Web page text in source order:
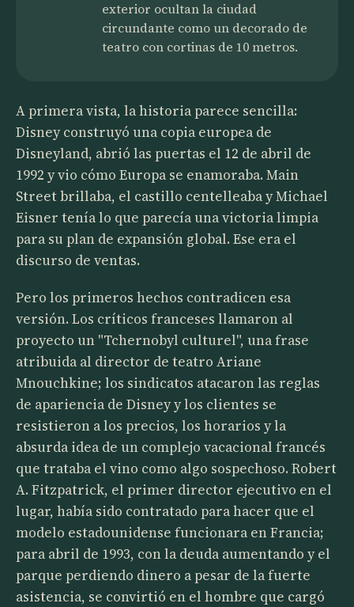
exterior ocultan la ciudad
circundante como un decorado de
teatro con cortinas de 10 metros.
A primera vista, la historia parece sencilla:
Disney construyó una copia europea de
Disneyland, abrió las puertas el 12 de abril de
1992 y vio cómo Europa se enamoraba. Main
Street brillaba, el castillo centelleaba y Michael
Eisner tenía lo que parecía una victoria limpia
para su plan de expansión global. Ese era el
discurso de ventas.
Pero los primeros hechos contradicen esa
versión. Los críticos franceses llamaron al
proyecto un "Tchernobyl culturel", una frase
atribuida al director de teatro Ariane
Mnouchkine; los sindicatos atacaron las reglas
de apariencia de Disney y los clientes se
resistieron a los precios, los horarios y la
absurda idea de un complejo vacacional francés
que trataba el vino como algo sospechoso. Robert
A. Fitzpatrick, el primer director ejecutivo en el
lugar, había sido contratado para hacer que el
modelo estadounidense funcionara en Francia;
para abril de 1993, con la deuda aumentando y el
parque perdiendo dinero a pesar de la fuerte
asistencia, se convirtió en el hombre que cargó